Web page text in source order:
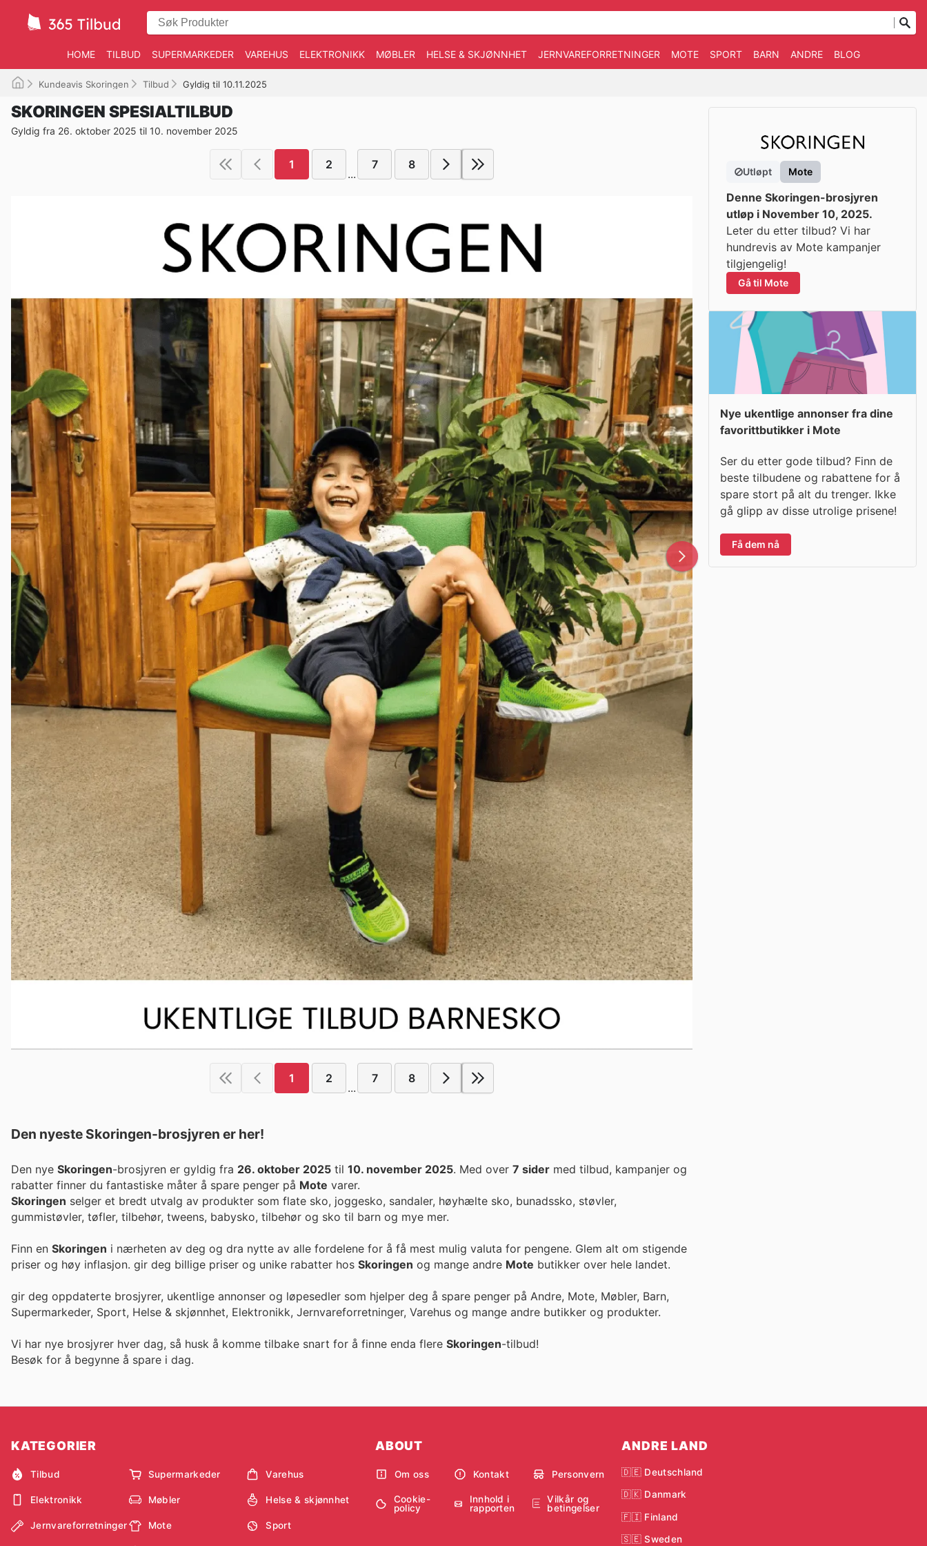
HOME TILBUD SUPERMARKEDER VAREHUS ELEKTRONIKK MØBLER HELSE & SKJØNNHET JERNVAREFORRETNINGER MOTE SPORT BARN ANDRE BLOG
Kundeavis Skoringen Tilbud Gyldig til 10.11.2025
SKORINGEN SPESIALTILBUD
Gyldig fra 26. oktober 2025 til 10. november 2025
1 2
...
7 8
1 2
...
7 8
Den nyeste Skoringen-brosjyren er her!
Den nye Skoringen-brosjyren er gyldig fra 26. oktober 2025 til 10. november 2025. Med over 7 sider med tilbud, kampanjer og
rabatter finner du fantastiske måter å spare penger på Mote varer.
Skoringen selger et bredt utvalg av produkter som flate sko, joggesko, sandaler, høyhælte sko, bunadssko, støvler,
gummistøvler, tøfler, tilbehør, tweens, babysko, tilbehør og sko til barn og mye mer.
Finn en Skoringen i nærheten av deg og dra nytte av alle fordelene for å få mest mulig valuta for pengene. Glem alt om stigende
priser og høy inflasjon. gir deg billige priser og unike rabatter hos Skoringen og mange andre Mote butikker over hele landet.
gir deg oppdaterte brosjyrer, ukentlige annonser og løpesedler som hjelper deg å spare penger på Andre, Mote, Møbler, Barn,
Supermarkeder, Sport, Helse & skjønnhet, Elektronikk, Jernvareforretninger, Varehus og mange andre butikker og produkter.
Vi har nye brosjyrer hver dag, så husk å komme tilbake snart for å finne enda flere Skoringen-tilbud!
Besøk for å begynne å spare i dag.
Utløpt Mote
Denne Skoringen-brosjyren
utløp i November 10, 2025.
Leter du etter tilbud? Vi har
hundrevis av Mote kampanjer
tilgjengelig!
Gå til Mote
Nye ukentlige annonser fra dine
favorittbutikker i Mote
Ser du etter gode tilbud? Finn de
beste tilbudene og rabattene for å
spare stort på alt du trenger. Ikke
gå glipp av disse utrolige prisene!
Få dem nå
KATEGORIER
Tilbud Supermarkeder Varehus
Elektronikk Møbler Helse & skjønnhet
Jernvareforretninger Mote Sport
ABOUT
Om oss Kontakt Personvern
Cookie-
policy
Innhold i
rapporten
Vilkår og
betingelser
ANDRE LAND
🇩🇪 Deutschland
🇩🇰 Danmark
🇫🇮 Finland
🇸🇪 Sweden